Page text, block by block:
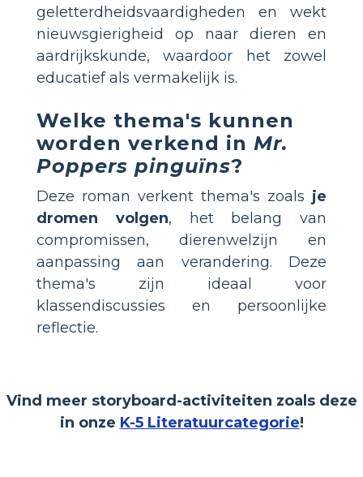
geletterdheidsvaardigheden en wekt
nieuwsgierigheid op naar dieren en
aardrijkskunde, waardoor het zowel
educatief als vermakelijk is.
Welke thema's kunnen
worden verkend in Mr.
Poppers pinguïns?
Deze roman verkent thema's zoals je
dromen volgen, het belang van
compromissen, dierenwelzijn en
aanpassing aan verandering. Deze
thema's zijn ideaal voor
klassendiscussies en persoonlijke
reflectie.
Vind meer storyboard-activiteiten zoals deze
in onze K-5 Literatuurcategorie!